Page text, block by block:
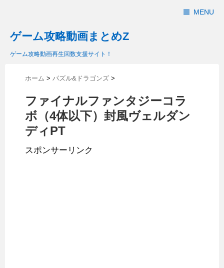
MENU
ゲーム攻略動画まとめZ
ゲーム攻略動画再生回数支援サイト！
ホーム > パズル&ドラゴンズ >
ファイナルファンタジーコラ
ボ（4体以下）封風ヴェルダン
ディPT
スポンサーリンク